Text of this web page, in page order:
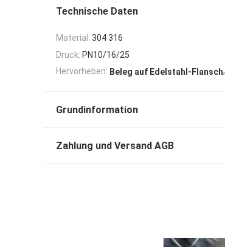
Technische Daten
Material: 304 316
Druck: PN10/16/25
Hervorheben: Beleg auf Edelstahl-Flansch,
Grundinformation
Zahlung und Versand AGB